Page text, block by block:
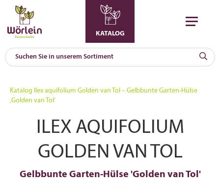
KATALOG
Katalog Ilex aquifolium Golden van Tol – Gelbbunte Garten-Hülse
‚Golden van Tol‘
ILEX AQUIFOLIUM
GOLDEN VAN TOL
Gelbbunte Garten-Hülse 'Golden van Tol'